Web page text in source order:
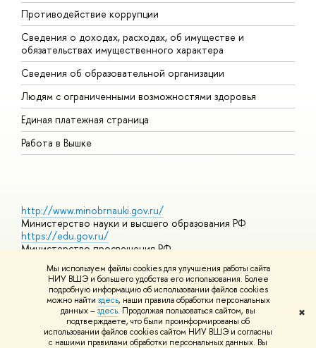
Мы используем файлы cookies для улучшения работы сайта
НИУ ВШЭ и большего удобства его использования. Более
подробную информацию об использовании файлов cookies
можно найти здесь, наши правила обработки персональных
данных –здесь. Продолжая пользоваться сайтом, вы
подтверждаете, что были проинформированы об
использовании файлов cookies сайтом НИУ ВШЭ и согласны
с нашими правилами обработки персональных данных. Вы
✖
Противодействие коррупции
Сведения о доходах, расходах, об имуществе и
обязательствах имущественного характера
Сведения об образовательной организации
Людям с ограниченными возможностями здоровья
Единая платежная страница
Работа в Вышке
http://www.minobrnauki.gov.ru/
Министерство науки и высшего образования РФ
https://edu.gov.ru/
Министерство просвещения РФ
Массовые открытые онлайн-курсы
© НИУ ВШЭ 1993–2026 Адреса и контактыУсловия
использования материалов Политика конфиденциальности